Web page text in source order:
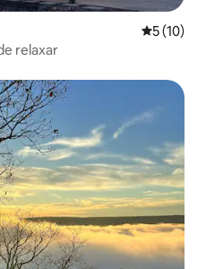
5 (10)
relaxar
apreciados